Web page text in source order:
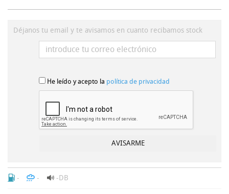
Déjanos tu email y te avisamos en cuanto recibamos stock
He leído y acepto la política de privacidad
- - -DB